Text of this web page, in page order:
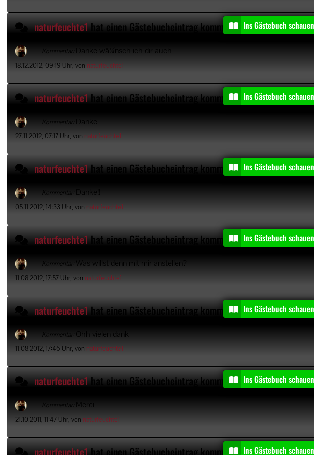
naturfeuchte1hat einen Gästebucheintrag kommentiertIns Gästebuch schauen
Kommentar: Danke wã¼nsch ich dir auch
18.12.2012, 09:19 Uhr, von naturfeuchte1
naturfeuchte1hat einen Gästebucheintrag kommentiertIns Gästebuch schauen
Kommentar: Danke
27.11.2012, 07:17 Uhr, von naturfeuchte1
naturfeuchte1hat einen Gästebucheintrag kommentiertIns Gästebuch schauen
Kommentar: Danke!!
05.11.2012, 14:33 Uhr, von naturfeuchte1
naturfeuchte1hat einen Gästebucheintrag kommentiertIns Gästebuch schauen
Kommentar: Was willst denn mit mir anstellen?
11.08.2012, 17:57 Uhr, von naturfeuchte1
naturfeuchte1hat einen Gästebucheintrag kommentiertIns Gästebuch schauen
Kommentar: Ohh vielen dank
11.08.2012, 17:46 Uhr, von naturfeuchte1
naturfeuchte1hat einen Gästebucheintrag kommentiertIns Gästebuch schauen
Kommentar: Merci
21.10.2011, 11:47 Uhr, von naturfeuchte1
naturfeuchte1hat einen Gästebucheintrag kommentiertIns Gästebuch schauen